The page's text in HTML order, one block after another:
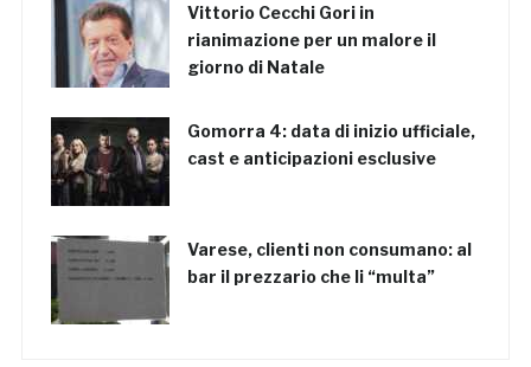
Vittorio Cecchi Gori in
rianimazione per un malore il
giorno di Natale
Gomorra 4: data di inizio ufficiale,
cast e anticipazioni esclusive
Varese, clienti non consumano: al
bar il prezzario che li “multa”